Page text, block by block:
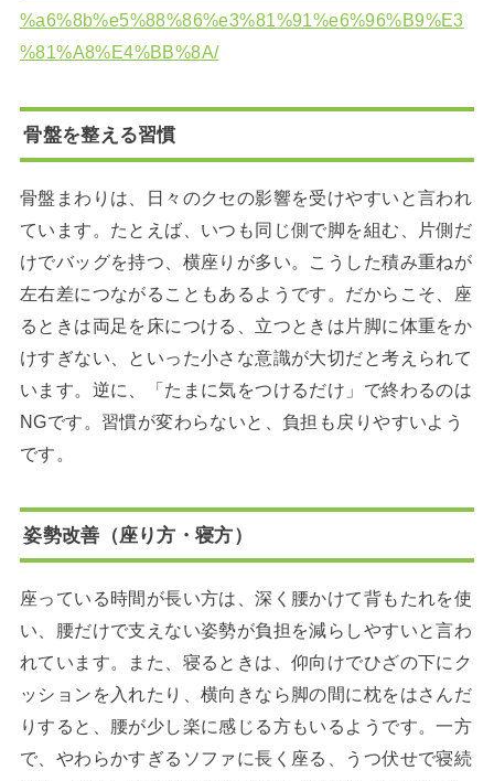
%a6%8b%e5%88%86%e3%81%91%e6%96%B9%E3
%81%A8%E4%BB%8A/
骨盤を整える習慣
骨盤まわりは、日々のクセの影響を受けやすいと言われ
ています。たとえば、いつも同じ側で脚を組む、片側だ
けでバッグを持つ、横座りが多い。こうした積み重ねが
左右差につながることもあるようです。だからこそ、座
るときは両足を床につける、立つときは片脚に体重をか
けすぎない、といった小さな意識が大切だと考えられて
います。逆に、「たまに気をつけるだけ」で終わるのは
NGです。習慣が変わらないと、負担も戻りやすいよう
です。
姿勢改善（座り方・寝方）
座っている時間が長い方は、深く腰かけて背もたれを使
い、腰だけで支えない姿勢が負担を減らしやすいと言わ
れています。また、寝るときは、仰向けでひざの下にク
ッションを入れたり、横向きなら脚の間に枕をはさんだ
りすると、腰が少し楽に感じる方もいるようです。一方
で、やわらかすぎるソファに長く座る、うつ伏せで寝続